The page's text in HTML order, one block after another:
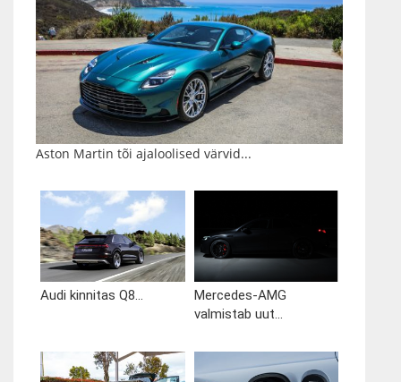
Aston Martin tõi ajaloolised värvid...
Audi kinnitas Q8...
Mercedes-AMG
valmistab uut...